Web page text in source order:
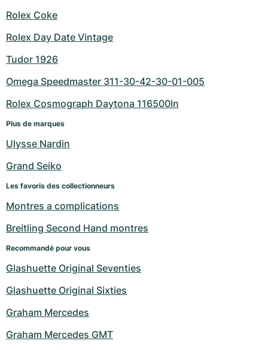
Rolex Coke
Rolex Day Date Vintage
Tudor 1926
Omega Speedmaster 311-30-42-30-01-005
Rolex Cosmograph Daytona 116500ln
Plus de marques
Ulysse Nardin
Grand Seiko
Les favoris des collectionneurs
Montres a complications
Breitling Second Hand montres
Recommandé pour vous
Glashuette Original Seventies
Glashuette Original Sixties
Graham Mercedes
Graham Mercedes GMT